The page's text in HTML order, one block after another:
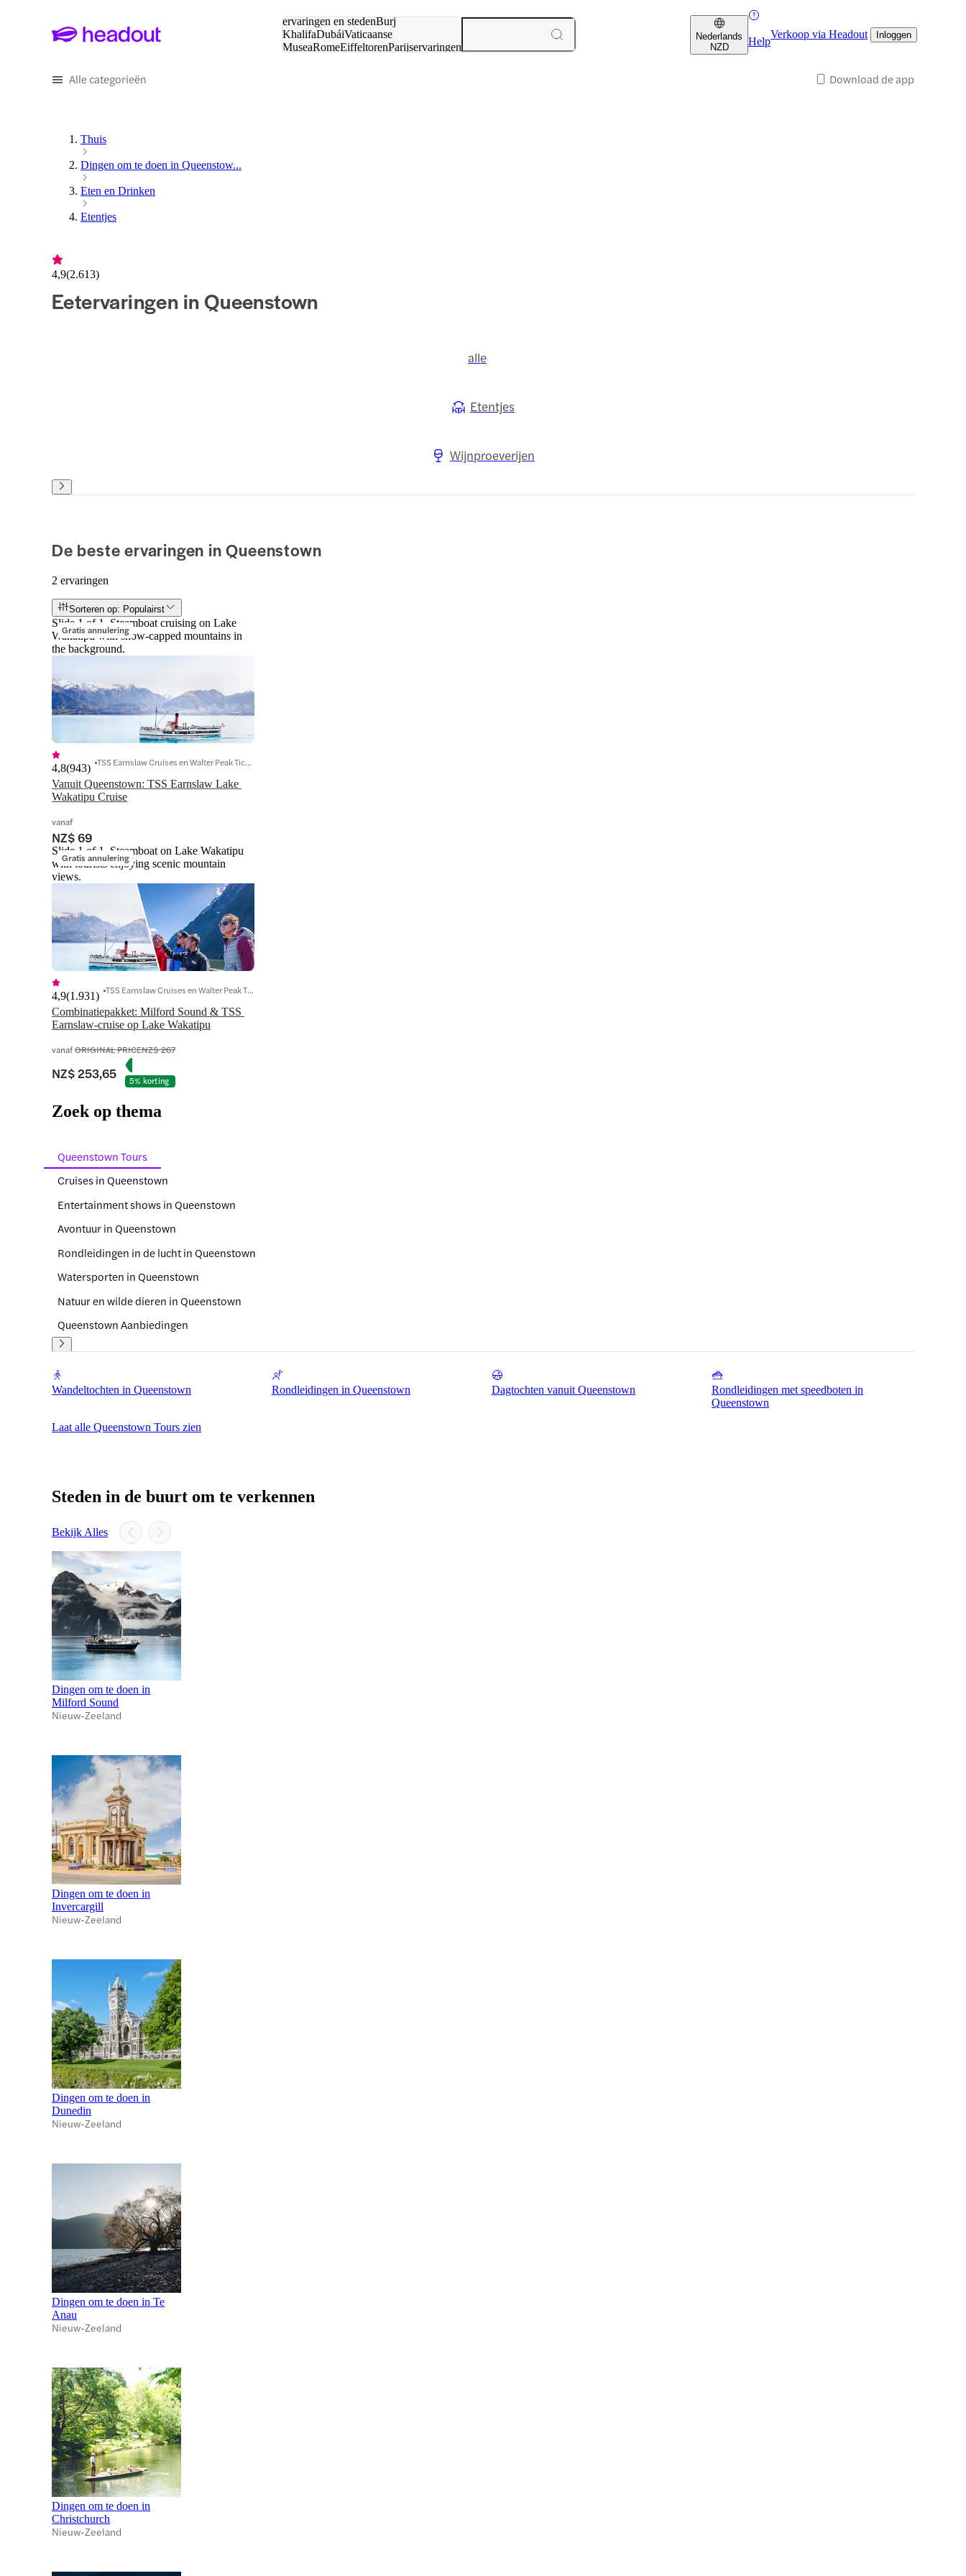
ervaringen en stedenBurj
KhalifaDubáiVaticaanse
MuseaRomeEiffeltorenParijservaringen
Nederlands
NZD
Help
Verkoop via Headout Inloggen
Alle categorieën Download de app
Thuis
Dingen om te doen in Queenstow...
Eten en Drinken
Etentjes
4,9(2.613)
Eetervaringen in Queenstown
alle
Etentjes
Wijnproeverijen
De beste ervaringen in Queenstown
2 ervaringen
Sorteren op: Populairst
Gratis annulering
Slide 1 of 1, Steamboat cruising on Lake
Wakatipu with snow-capped mountains in
the background.
Vanuit Queenstown: TSS Earnslaw Lake
Wakatipu Cruise
4,8(943) TSS Earnslaw Cruises en Walter Peak Tickets
vanaf
NZ$ 69
Gratis annulering
Slide 1 of 1, Steamboat on Lake Wakatipu
with tourists enjoying scenic mountain
views.
Combinatiepakket: Milford Sound & TSS
Earnslaw-cruise op Lake Wakatipu
4,9(1.931) TSS Earnslaw Cruises en Walter Peak Tickets
vanafORIGINAL PRICENZ$ 267
NZ$ 253,65 5% korting
Zoek op thema
Queenstown Tours
Cruises in Queenstown
Entertainment shows in Queenstown
Avontuur in Queenstown
Rondleidingen in de lucht in Queenstown
Watersporten in Queenstown
Natuur en wilde dieren in Queenstown
Queenstown Aanbiedingen
Wandeltochten in Queenstown Rondleidingen in Queenstown Dagtochten vanuit Queenstown
Rondleidingen met speedboten in
Queenstown
Laat alle Queenstown Tours zien
Steden in de buurt om te verkennen
Bekijk Alles
Dingen om te doen in
Milford Sound
Nieuw-Zeeland
Dingen om te doen in
Invercargill
Nieuw-Zeeland
Dingen om te doen in
Dunedin
Nieuw-Zeeland
Dingen om te doen in Te
Anau
Nieuw-Zeeland
Dingen om te doen in
Christchurch
Nieuw-Zeeland